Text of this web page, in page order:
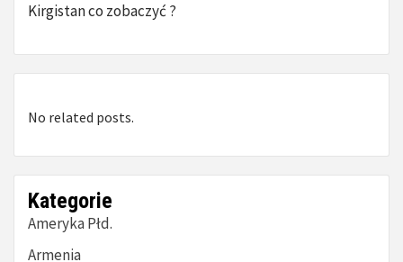
Kirgistan co zobaczyć ?
No related posts.
Kategorie
Ameryka Płd.
Armenia